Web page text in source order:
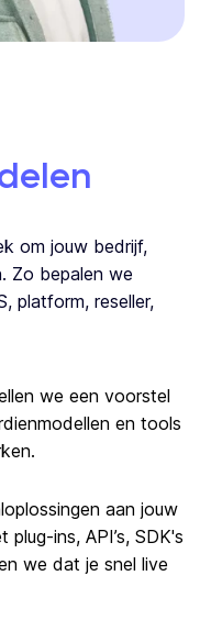
om jouw bedrijf,
Zo bepalen we
platform, reseller,
we een voorstel
en tools
aan jouw
ins, API’s, SDK's
we dat je snel live